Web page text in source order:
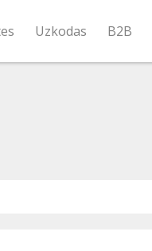
Uzkodas B2B